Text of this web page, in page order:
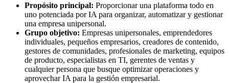
Propósito principal: Proporcionar una plataforma todo en
uno potenciada por IA para organizar, automatizar y gestionar
una empresa unipersonal.
Grupo objetivo: Empresas unipersonales, emprendedores
individuales, pequeños empresarios, creadores de contenido,
gestores de comunidades, profesionales de marketing, equipos
de producto, especialistas en TI, gerentes de ventas y
cualquier persona que busque optimizar operaciones y
aprovechar IA para la gestión empresarial.